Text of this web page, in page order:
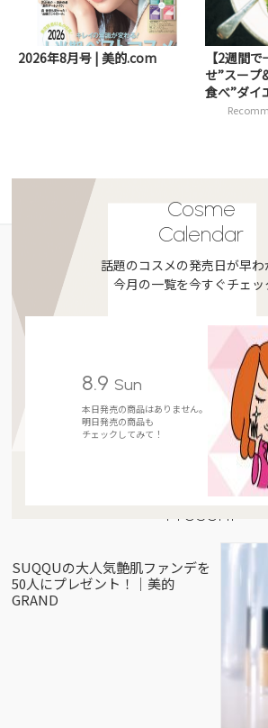
2026年8月号 | 美的.com
【2週間
せ”スープ
食べ”ダイ
Cosme
Calendar
話題のコスメの発売日が早わ
今月の一覧を今すぐチェッ
8.9 Sun
本日発売の商品はありません。
明日発売の商品も
チェックしてみて！
Present
SUQQUの大人気艶肌ファンデを
50人にプレゼント！｜美的
GRAND